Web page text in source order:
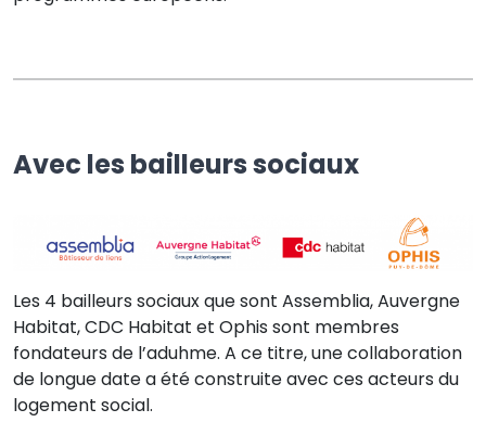
Avec les bailleurs sociaux
Les 4 bailleurs sociaux que sont Assemblia, Auvergne
Habitat, CDC Habitat et Ophis sont membres
fondateurs de l’aduhme. A ce titre, une collaboration
de longue date a été construite avec ces acteurs du
logement social.